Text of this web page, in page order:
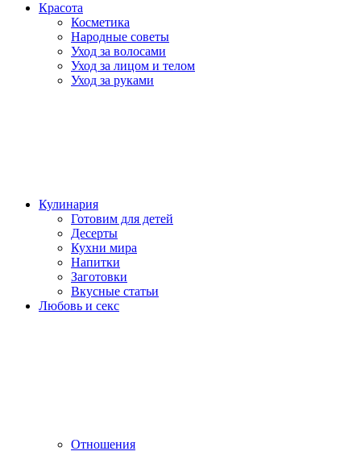
Красота
Косметика
Народные советы
Уход за волосами
Уход за лицом и телом
Уход за руками
Кулинария
Готовим для детей
Десерты
Кухни мира
Напитки
Заготовки
Вкусные статьи
Любовь и секс
Отношения